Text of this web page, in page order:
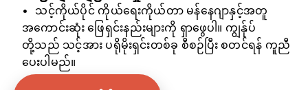
သင့်ကိုယ်ပိုင် ကိုယ်ရေးကိုယ်တာ မန်နေဂျာနှင့်အတူ
အကောင်းဆုံး ဖြေရှင်းနည်းများကို ရှာဖွေပါ။ ကျွန်ုပ်
တို့သည် သင့်အား ပရိုမိုးရှင်းတစ်ခု စီစဉ်ပြီး စတင်ရန် ကူညီ
ပေးပါမည်။